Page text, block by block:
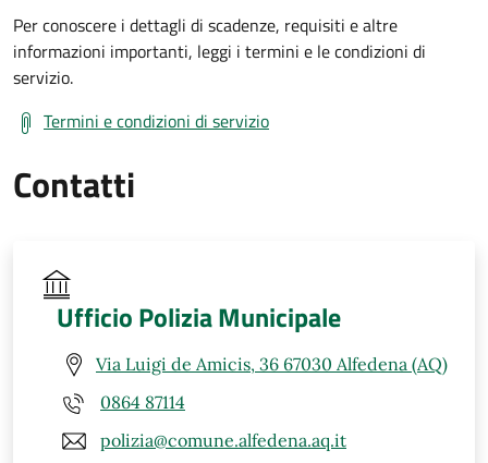
Per conoscere i dettagli di scadenze, requisiti e altre
informazioni importanti, leggi i termini e le condizioni di
servizio.
Termini e condizioni di servizio
Contatti
Ufficio Polizia Municipale
Via Luigi de Amicis, 36 67030 Alfedena (AQ)
0864 87114
polizia@comune.alfedena.aq.it